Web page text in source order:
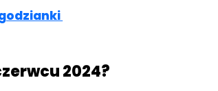
2024?